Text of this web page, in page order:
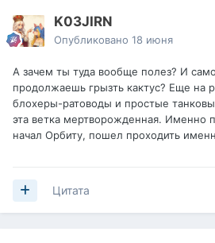
K03JIRN
Опубликовано 18 июня
А зачем ты туда вообще полез? И
продолжаешь грызть кактус? Еще на
блохеры-ратоводы и простые
эта ветка мертворожденная. Именно
начал Орбиту, пошел проходить
Цитата